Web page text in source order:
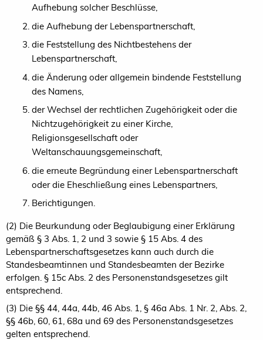
Aufhebung solcher Beschlüsse,
die Aufhebung der Lebenspartnerschaft,
die Feststellung des Nichtbestehens der
Lebenspartnerschaft,
die Änderung oder allgemein bindende Feststellung
des Namens,
der Wechsel der rechtlichen Zugehörigkeit oder die
Nichtzugehörigkeit zu einer Kirche,
Religionsgesellschaft oder
Weltanschauungsgemeinschaft,
die erneute Begründung einer Lebenspartnerschaft
oder die Eheschließung eines Lebenspartners,
Berichtigungen.
(2) Die Beurkundung oder Beglaubigung einer Erklärung
gemäß § 3 Abs. 1, 2 und 3 sowie § 15 Abs. 4 des
Lebenspartnerschaftsgesetzes kann auch durch die
Standesbeamtinnen und Standesbeamten der Bezirke
erfolgen. § 15c Abs. 2 des Personenstandsgesetzes gilt
entsprechend.
(3) Die §§ 44, 44a, 44b, 46 Abs. 1, § 46a Abs. 1 Nr. 2, Abs. 2,
§§ 46b, 60, 61, 68a und 69 des Personenstandsgesetzes
gelten entsprechend.